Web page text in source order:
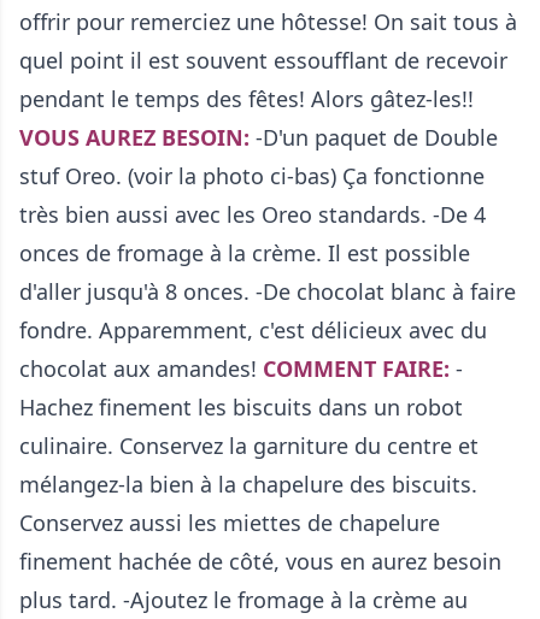
offrir pour remerciez une hôtesse! On sait tous à
quel point il est souvent essoufflant de recevoir
pendant le temps des fêtes! Alors gâtez-les!!
VOUS AUREZ BESOIN: -D'un paquet de Double
stuf Oreo. (voir la photo ci-bas) Ça fonctionne
très bien aussi avec les Oreo standards. -De 4
onces de fromage à la crème. Il est possible
d'aller jusqu'à 8 onces. -De chocolat blanc à faire
fondre. Apparemment, c'est délicieux avec du
chocolat aux amandes! COMMENT FAIRE: -
Hachez finement les biscuits dans un robot
culinaire. Conservez la garniture du centre et
mélangez-la bien à la chapelure des biscuits.
Conservez aussi les miettes de chapelure
finement hachée de côté, vous en aurez besoin
plus tard. -Ajoutez le fromage à la crème au